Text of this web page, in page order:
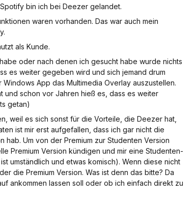
bin ich bei Deezer gelandet.
waren vorhanden. Das war auch mein
als Kunde.
oder nach denen ich gesucht habe wurde nichts
es weiter gegeben wird und sich jemand drum
App das Multimedia Overlay auszustellen.
und schon vor Jahren hieß es, dass es weiter
getan)
weil es sich sonst für die Vorteile, die Deezer hat,
ist mir erst aufgefallen, dass ich gar nicht die
hab. Um von der Premium zur Studenten Version
Premium Version kündigen und mir eine Studenten-
umständlich und etwas komisch). Wenn diese nicht
die Premium Version. Was ist denn das bitte? Da
ankommen lassen soll oder ob ich einfach direkt zu